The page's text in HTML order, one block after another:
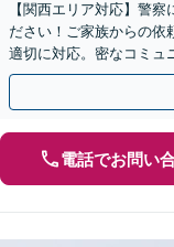
【関西エリア対応】警
ださい！ご家族からの依
適切に対応。密なコミュ
【初回相談無料】【休日
電話でお問い